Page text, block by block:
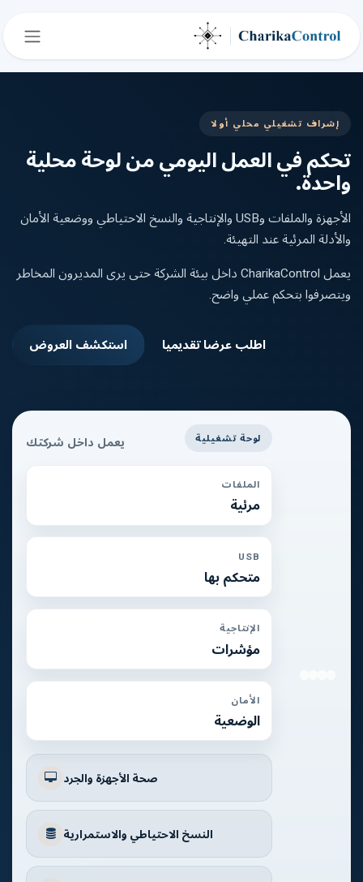
إشراف تشغيلي محلي أولا
تحكم في العمل اليومي من لوحة محلية
واحدة.
الأجهزة والملفات وUSB والإنتاجية والنسخ الاحتياطي ووضعية الأمان
والأدلة المرئية عند التهيئة.
يعمل CharikaControl داخل بيئة الشركة حتى يرى المديرون المخاطر
ويتصرفوا بتحكم عملي واضح.
استكشف العروض اطلب عرضا تقديميا
لوحة تشغيلية يعمل داخل شركتك
الملفات
مرئية
USB
متحكم بها
الإنتاجية
مؤشرات
الأمان
الوضعية
صحة الأجهزة والجرد
النسخ الاحتياطي والاستمرارية